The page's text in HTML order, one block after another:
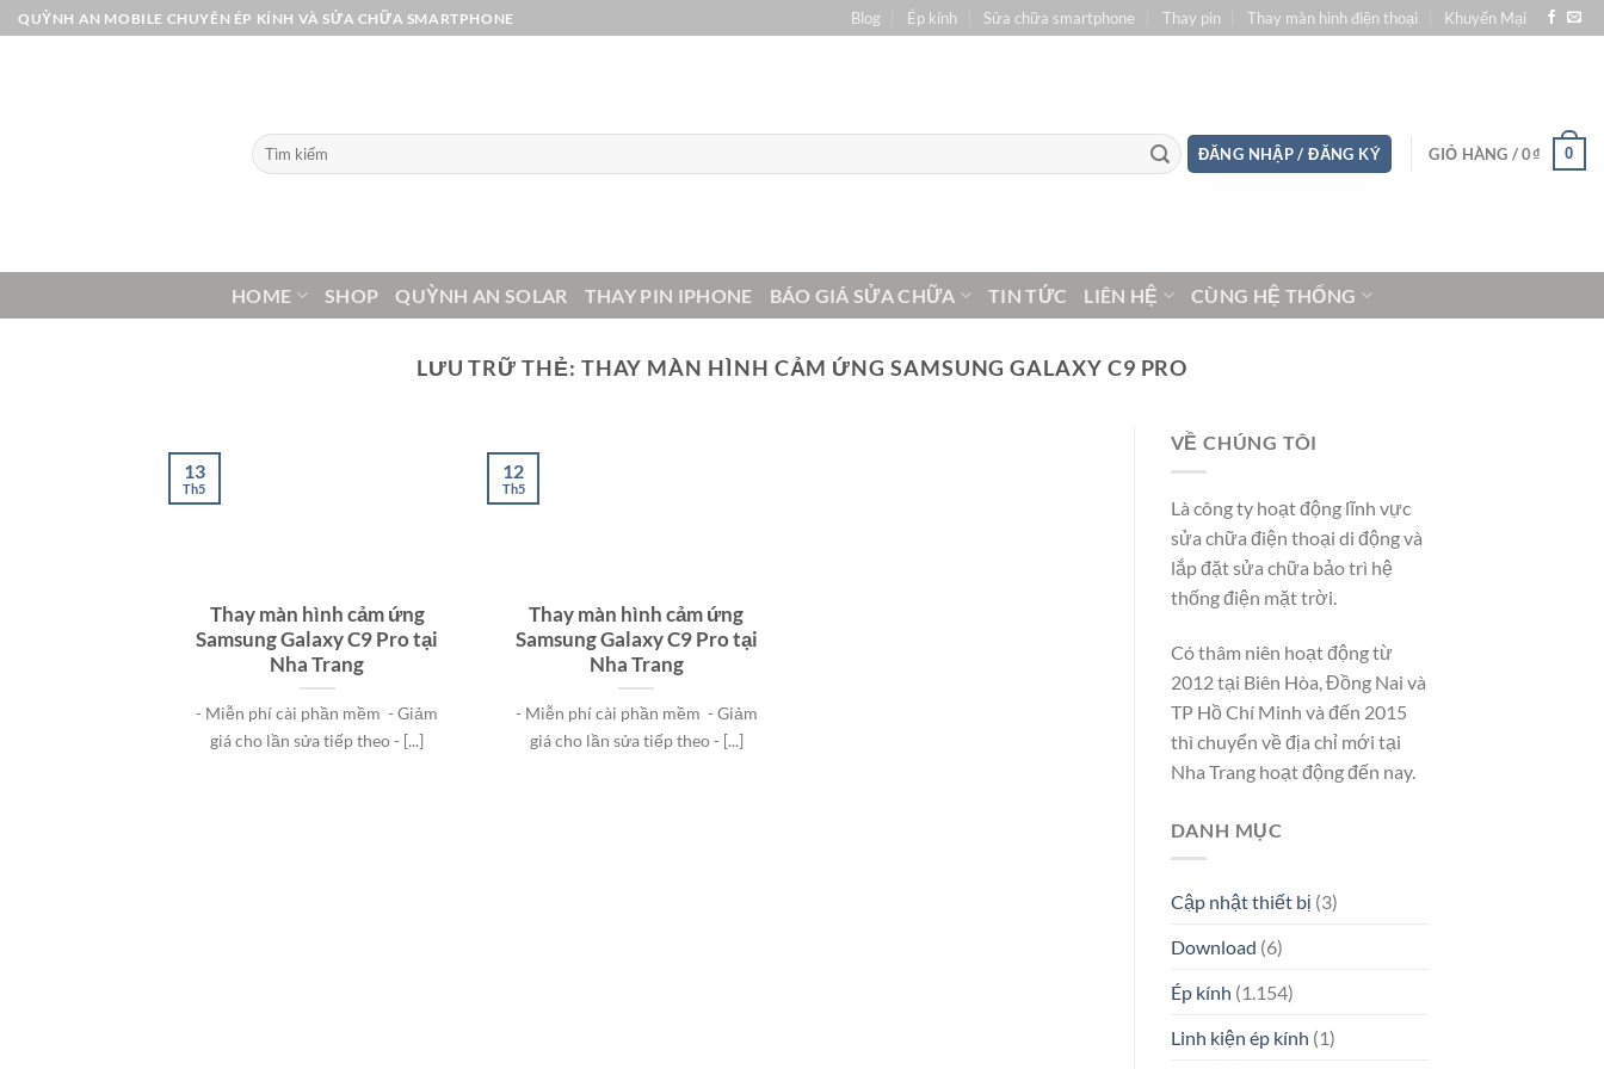
Bỏ
qua
QUỲNH AN MOBILE CHUYÊN ÉP KÍNH VÀ SỬA CHỮA SMARTPHONE Blog Ép kính Sửa chữa smartphone Thay pin Thay màn hình điện thoại Khuyến Mại
Tìm
kiếm:
ĐĂNG NHẬP / ĐĂNG KÝ GIỎ HÀNG /0₫ 0
HOME SHOP QUỲNH AN SOLAR THAY PIN IPHONE BÁO GIÁ SỬA CHỮA TIN TỨC LIÊN HỆ CÙNG HỆ THỐNG
LƯU TRỮ THẺ: THAY MÀN HÌNH CẢM ỨNG SAMSUNG GALAXY C9 PRO
Thay màn hình cảm ứng
Samsung Galaxy C9 Pro tại
Nha Trang
- Miễn phí cài phần mềm - Giảm
giá cho lần sửa tiếp theo - [...]
13
Th5
Thay màn hình cảm ứng
Samsung Galaxy C9 Pro tại
Nha Trang
- Miễn phí cài phần mềm - Giảm
giá cho lần sửa tiếp theo - [...]
12
Th5
VỀ CHÚNG TÔI
Là công ty hoạt động lĩnh vực
sửa chữa điện thoại di động và
lắp đặt sửa chữa bảo trì hệ
thống điện mặt trời.
Có thâm niên hoạt động từ
2012 tại Biên Hòa, Đồng Nai và
TP Hồ Chí Minh và đến 2015
thì chuyển về địa chỉ mới tại
Nha Trang hoạt động đến nay.
DANH MỤC
Cập nhật thiết bị (3)
Download (6)
Ép kính (1.154)
Linh kiện ép kính (1)